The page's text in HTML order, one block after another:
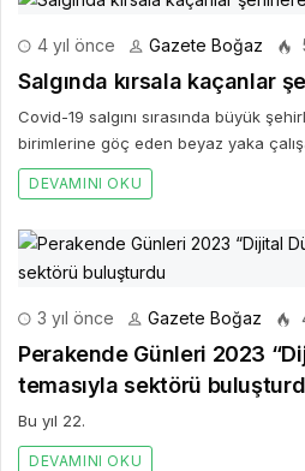
4 yıl önce Gazete Boğaz
Salgında kırsala kaçanlar
Covid-19 salgını sırasında büyük
birimlerine göç eden beyaz yaka
DEVAMINI OKU
3 yıl önce Gazete Boğaz
Perakende Günleri 2023
temasıyla sektörü
Bu yıl 22.
DEVAMINI OKU